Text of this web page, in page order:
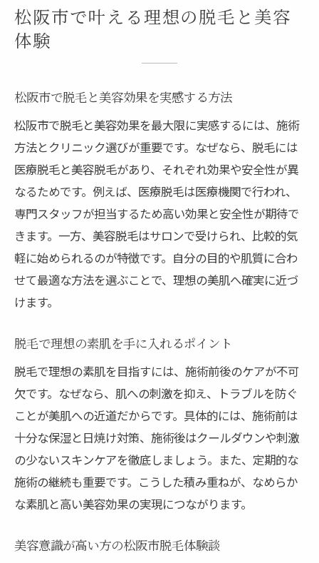
脱毛で美肌を目指す松阪市の魅力に迫る
脱毛効果を美容面から徹底解説
脱毛がもたらす美容への具体的な効果とは
美容の観点から脱毛の持続効果を比較
松阪で体感できる脱毛の美容事例紹介
脱毛を続けることで得られる美容上の変化
医療脱毛と美容脱毛の違いを知るなら
医療脱毛と美容脱毛の違いと選び方ガイド
脱毛で重視すべき安全性と効果の違い
美容脱毛と医療脱毛のメリット比較
脱毛初心者が知っておくべき違いと注意点
VIO脱毛後の注意点と過ごし方ガイド
VIO脱毛後に注意したい美容ケアの基礎
脱毛後の快適な過ごし方と美容の関係
VIO脱毛後の性行為は問題ないか専門解説
美容意識を高めるVIO脱毛後のアフターケア
脱毛後のトラブルを防ぐためのポイント
松阪市で叶える理想の脱毛と美容
体験
松阪市で脱毛と美容効果を実感する方法
松阪市で脱毛と美容効果を最大限に実感するには、施術
方法とクリニック選びが重要です。なぜなら、脱毛には
医療脱毛と美容脱毛があり、それぞれ効果や安全性が異
なるためです。例えば、医療脱毛は医療機関で行われ、
専門スタッフが担当するため高い効果と安全性が期待で
きます。一方、美容脱毛はサロンで受けられ、比較的気
軽に始められるのが特徴です。自分の目的や肌質に合わ
せて最適な方法を選ぶことで、理想の美肌へ確実に近づ
けます。
脱毛で理想の素肌を手に入れるポイント
脱毛で理想の素肌を目指すには、施術前後のケアが不可
欠です。なぜなら、肌への刺激を抑え、トラブルを防ぐ
ことが美肌への近道だからです。具体的には、施術前は
十分な保湿と日焼け対策、施術後はクールダウンや刺激
の少ないスキンケアを徹底しましょう。また、定期的な
施術の継続も重要です。こうした積み重ねが、なめらか
な素肌と高い美容効果の実現につながります。
美容意識が高い方の松阪市脱毛体験談